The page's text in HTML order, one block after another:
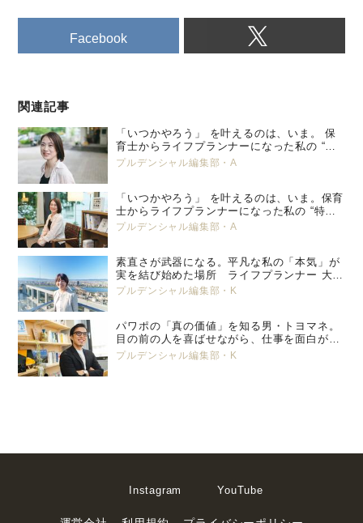
Facebook
関連記事
「いつかやろう」 を叶えるのは、いま。 保
育士からライフプランナーになった私の “特
別養子縁組” という選択。 プルデンシャル
プルデンシャル編集部・A
「いつかやろう」 を叶えるのは、いま。保育
士からライフプランナーになった私の “特別
養子縁組” という選択。 プルデンシャル生
プルデンシャル編集部・A
素直さが武器になる。平凡な私の「本気」が
実を結び始めた場所 ライフプランナー 大塚
美那
プルデンシャル編集部・K
パワポの「真の価値」を知る男・トヨマネ。
目の前の人を喜ばせながら、仕事を面白がっ
ていく
プルデンシャル編集部・K
Instagram YouTube